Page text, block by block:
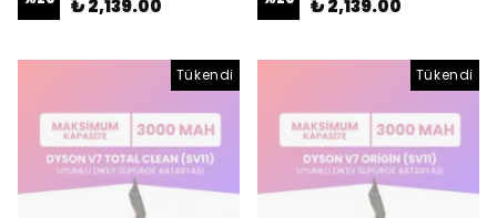
₺ 2,139.00 ₺ 2,139.00
Tükendi Tükendi